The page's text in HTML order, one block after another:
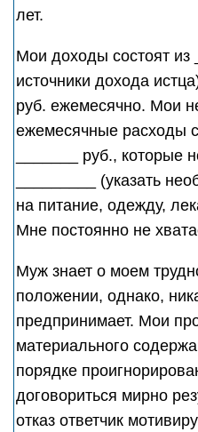
лет.
Мои доходы состоят из
источники дохода
руб. ежемесячно. Мои
ежемесячные расходы
_______ руб., которые
_________ (указать
на питание, одежду,
Мне постоянно не
Муж знает о моем
положении, однако,
предпринимает. Мои
материального
порядке
договориться мирно
отказ ответчик